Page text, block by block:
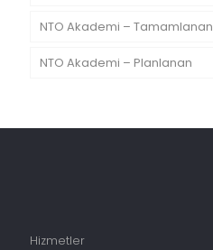
NTO Akademi – Tamamlanan
NTO Akademi – Planlanan
Hizmetler